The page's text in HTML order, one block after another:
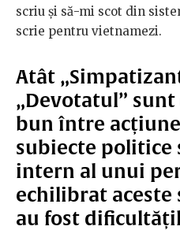
scriu și să-mi scot din
scrie pentru vietnamezi.
Atât
„Devotatul”
bun între
subiecte politice
intern al unui
echilibrat aceste
au fost